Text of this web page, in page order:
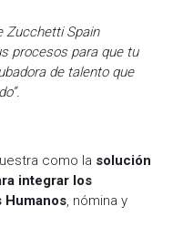
Zucchetti Spain
procesos para que tu
de talento que
como la solución
integrar los
Humanos, nómina y